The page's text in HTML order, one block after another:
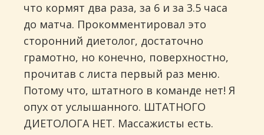
что кормят два раза, за 6 и за 3.5 часа
до матча. Прокомментировал это
сторонний диетолог, достаточно
грамотно, но конечно, поверхностно,
прочитав с листа первый раз меню.
Потому что, штатного в команде нет! Я
опух от услышанного. ШТАТНОГО
ДИЕТОЛОГА НЕТ. Массажисты есть.